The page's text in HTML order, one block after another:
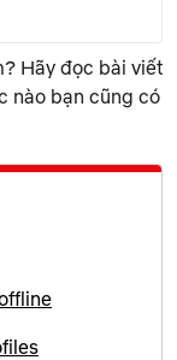
Hãy đọc bài viết
nào bạn cũng có